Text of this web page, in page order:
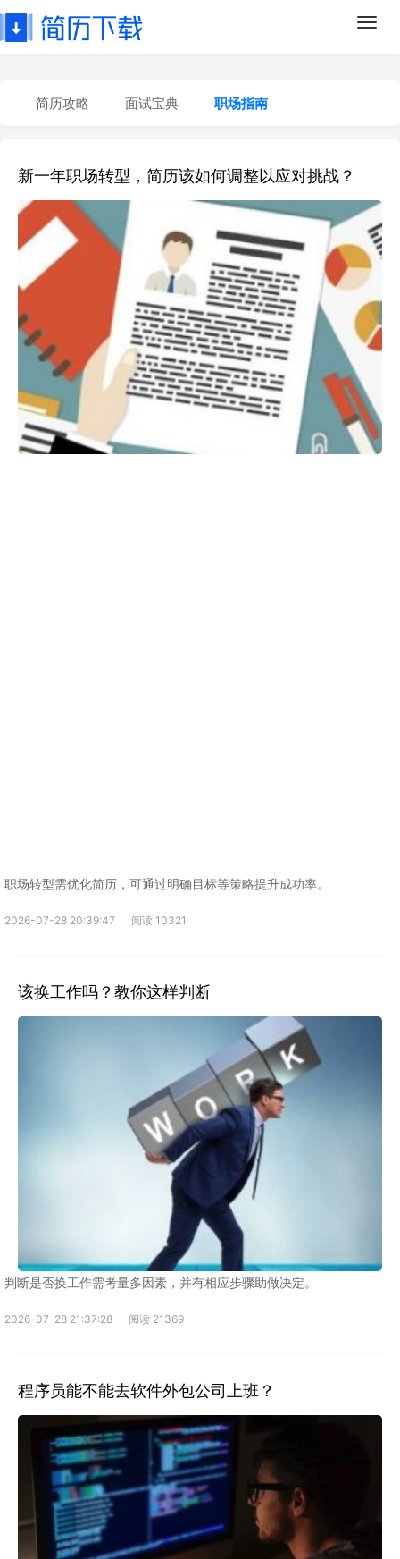
简历攻略 面试宝典 职场指南
新一年职场转型，简历该如何调整以应对挑战？
职场转型需优化简历，可通过明确目标等策略提升成功率。
2026-07-28 20:39:47 阅读 10321
该换工作吗？教你这样判断
判断是否换工作需考量多因素，并有相应步骤助做决定。
2026-07-28 21:37:28 阅读 21369
程序员能不能去软件外包公司上班？